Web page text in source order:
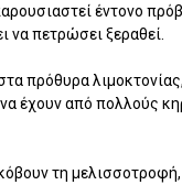
έντονο
να πετρώσει ξεραθεί.
πρόθυρα
να έχουν από πολλούς
τη